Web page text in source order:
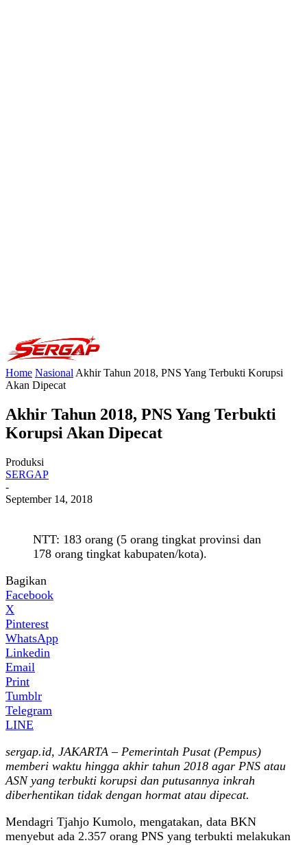
Home Nasional Akhir Tahun 2018, PNS Yang Terbukti Korupsi
Akan Dipecat
Akhir Tahun 2018, PNS Yang Terbukti
Korupsi Akan Dipecat
Produksi
SERGAP
-
September 14, 2018
NTT: 183 orang (5 orang tingkat provinsi dan
178 orang tingkat kabupaten/kota).
Bagikan
Facebook
X
Pinterest
WhatsApp
Linkedin
Email
Print
Tumblr
Telegram
LINE
sergap.id, JAKARTA – Pemerintah Pusat (Pempus)
memberi waktu hingga akhir tahun 2018 agar PNS atau
ASN yang terbukti korupsi dan putusannya inkrah
diberhentikan tidak dengan hormat atau dipecat.
Mendagri Tjahjo Kumolo, mengatakan, data BKN
menyebut ada 2.357 orang PNS yang terbukti melakukan